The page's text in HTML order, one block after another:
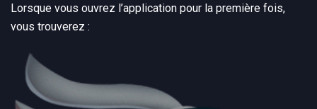
Lorsque vous ouvrez l’application pour la première fois,
vous trouverez :